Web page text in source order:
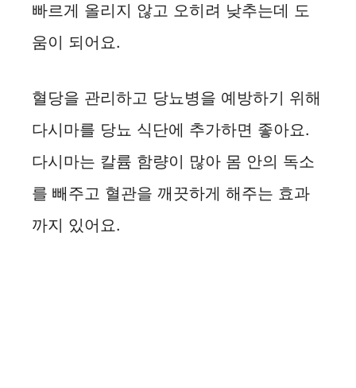
빠르게 올리지 않고 오히려 낮추는데 도
움이 되어요.
혈당을 관리하고 당뇨병을 예방하기 위해
다시마를 당뇨 식단에 추가하면 좋아요.
다시마는 칼륨 함량이 많아 몸 안의 독소
를 빼주고 혈관을 깨끗하게 해주는 효과
까지 있어요.